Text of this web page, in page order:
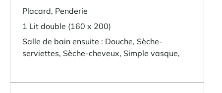
Placard, Penderie
1 Lit double (160 x 200)
Salle de bain ensuite : Douche, Sèche-
serviettes, Sèche-cheveux, Simple vasque,